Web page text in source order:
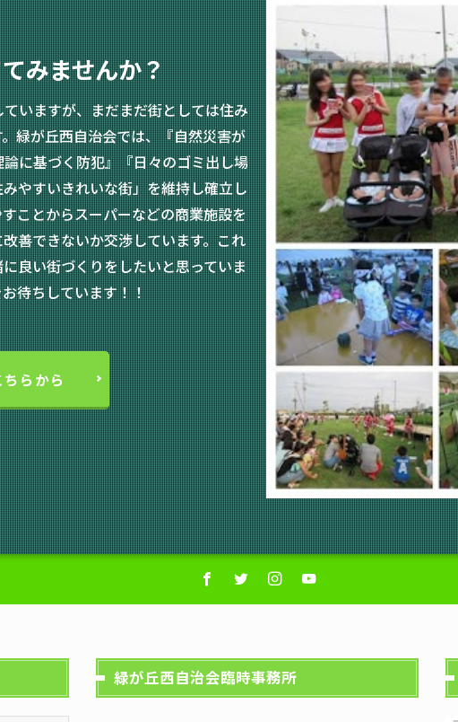
みませんか？
いますが、まだまだ街としては住み
緑が丘西自治会では、『自然災害が
に基づく防犯』『日々のゴミ出し場
やすいきれいな街」を維持し確立し
ことからスーパーなどの商業施設を
善できないか交渉しています。これ
良い街づくりをしたいと思っていま
待ちしています！！
ちらから
緑が丘西自治会臨時事務所